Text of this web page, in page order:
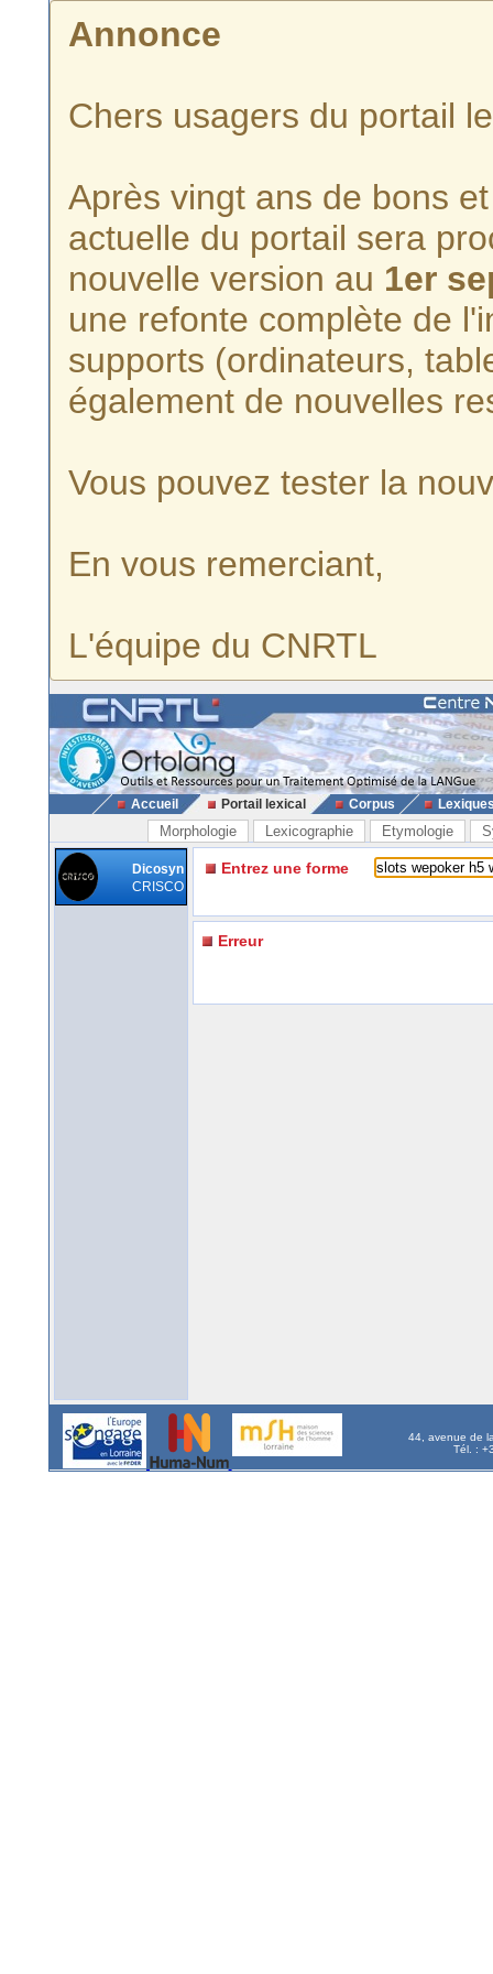
Annonce
Chers usagers du portail
Après vingt ans de bons
actuelle du portail sera
nouvelle version au 1er
une refonte complète de
supports (ordinateurs,
également de nouvelles
Vous pouvez tester la
En vous remerciant,
L'équipe du CNRTL
Accueil Portail lexical Corpus
Morphologie Lexicographie Etymologie
Dicosyn
CRISCO
Entrez une forme
Erreur
44, avenue de
Tél. :